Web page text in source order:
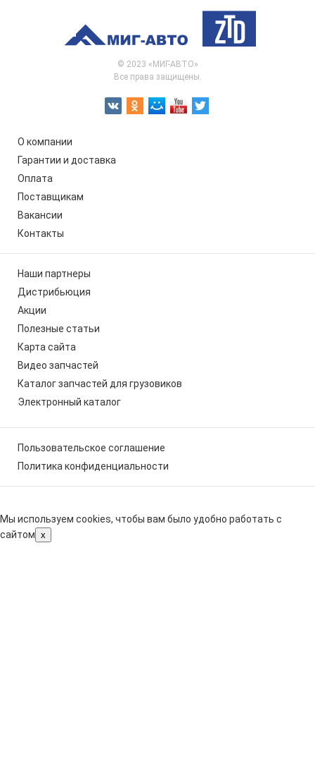
© 2023 «МИГ-АВТО»
Все права защищены.
О компании
Гарантии и доставка
Оплата
Поставщикам
Вакансии
Контакты
Наши партнеры
Дистрибьюция
Акции
Полезные статьи
Карта сайта
Видео запчастей
Каталог запчастей для грузовиков
Электронный каталог
Пользовательское соглашение
Политика конфиденциальности
Мы используем cookies, чтобы вам было удобно работать с
сайтом x